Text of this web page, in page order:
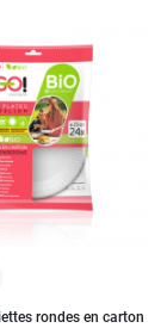
rondes en carton